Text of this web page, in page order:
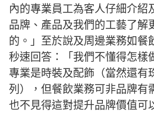
內的專業員工為客人仔細介紹
品牌、產品及我們的工藝了解
的。」至於說及周邊業務如餐
秒速回答：「我們不懂得怎樣
專業是時裝及配飾（當然還有
列），但餐飲業務可非品牌有
也不見得這對提升品牌價值可